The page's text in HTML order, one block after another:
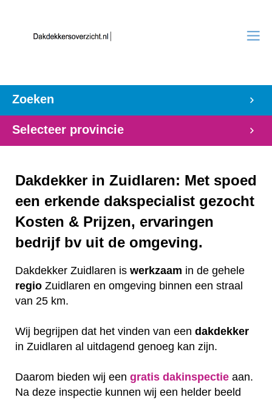
Zoeken
Selecteer provincie
Dakdekker in Zuidlaren: Met spoed
een erkende dakspecialist gezocht
Kosten & Prijzen, ervaringen
bedrijf bv uit de omgeving.
Dakdekker Zuidlaren is werkzaam in de gehele
regio Zuidlaren en omgeving binnen een straal
van 25 km.
Wij begrijpen dat het vinden van een dakdekker
in Zuidlaren al uitdagend genoeg kan zijn.
Daarom bieden wij een gratis dakinspectie aan.
Na deze inspectie kunnen wij een helder beeld